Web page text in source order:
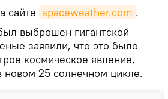
сайте spaceweather.com .
выброшен гигантской
заявили, что это было
космическое явление,
новом 25 солнечном цикле.